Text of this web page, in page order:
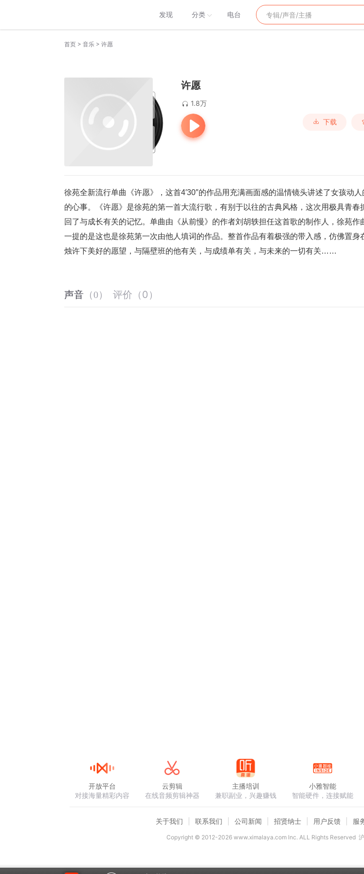
发现 分类 电台
首页 > 音乐 > 许愿
许愿
1.8万
下载
徐苑全新流行单曲《许愿》，这首4′30″的作品用充满画面感的温情镜头讲述了女孩动
的心事。《许愿》是徐苑的第一首大流行歌，有别于以往的古典风格，这次用极具青春
回了与成长有关的记忆。单曲由《从前慢》的作者刘胡轶担任这首歌的制作人，徐苑作
一提的是这也是徐苑第一次由他人填词的作品。整首作品有着极强的带入感，仿佛置身
烛许下美好的愿望，与隔壁班的他有关，与成绩单有关，与未来的一切有关……
声音 （0） 评价 （0 ）
开放平台
对接海量精彩内容
云剪辑
在线音频剪辑神器
主播培训
兼职副业，兴趣赚钱
小雅智能
智能硬件，连接赋能
关于我们 联系我们 公司新闻 招贤纳士 用户反馈 服
Copyright © 2012-2026www.ximalaya.com lnc. ALL Rights Reserved